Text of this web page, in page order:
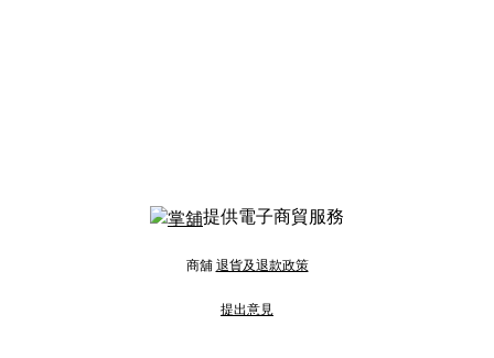
提供電子商貿服務
商舖 退貨及退款政策
提出意見